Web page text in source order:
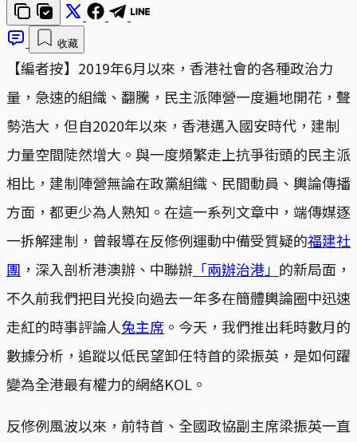
收藏
【編者按】2019年6月以來，香港社會的各種政治力
量，急速的組織、翻騰，民主派陣營一度遍地開花，聲
勢浩大，但自2020年以來，香港邁入國安時代，建制
力量空間陡然增大。與一度頻繁走上抗爭街頭的民主派
相比，建制陣營無論在政黨組織、民間動員、輿論傳播
方面，都更少為人熟知。在這一系列文章中，端傳媒逐
一拆解建制，曾報導在反修例運動中備受質疑的福建社
團 ，深入剖析港澳辦、中聯辦 「兩辦治港」 的新局面，
不久前我們把目光投向過去一年多在簡體輿論圈中迅速
走紅的時事評論人兔主席 。今天，我們推出耗時數月的
數據分析，追蹤以低民望卸任特首的梁振英，是如何躍
變為全港最有權力的網絡KOL。
反修例風波以來，前特首、全國政協副主席梁振英一直